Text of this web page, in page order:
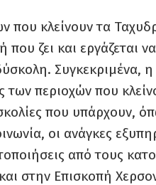
που κλείνουν τα
που ζει και εργάζεται
Συγκεκριμένα,
των περιοχών που
που υπάρχουν,
οι ανάγκες
από τους
στην Επισκοπή